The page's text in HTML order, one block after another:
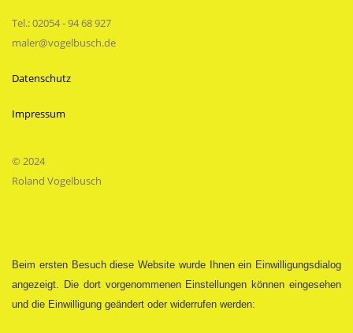
Tel.: 02054 - 94 68 927
maler@vogelbusch.de
Datenschutz
Impressum
© 2024
Roland Vogelbusch
Beim ersten Besuch diese Website wurde Ihnen ein Einwilligungsdialog
angezeigt. Die dort vorgenommenen Einstellungen können eingesehen
und die Einwilligung geändert oder widerrufen werden: